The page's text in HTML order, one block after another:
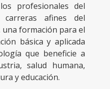
profesionales del
afines del
formación para el
básica y aplicada
que beneficie a
salud humana,
y educación.